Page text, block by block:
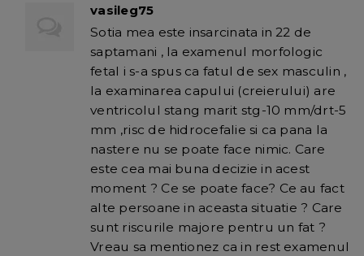
vasileg75
Sotia mea este insarcinata in 22 de
saptamani , la examenul morfologic
fetal i s-a spus ca fatul de sex masculin ,
la examinarea capului (creierului) are
ventricolul stang marit stg-10 mm/drt-5
mm ,risc de hidrocefalie si ca pana la
nastere nu se poate face nimic. Care
este cea mai buna decizie in acest
moment ? Ce se poate face? Ce au fact
alte persoane in aceasta situatie ? Care
sunt riscurile majore pentru un fat ?
Vreau sa mentionez ca in rest examenul